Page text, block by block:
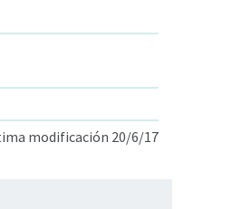
modificación 20/6/17